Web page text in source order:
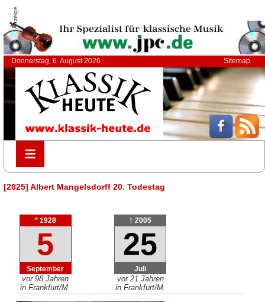
Anzeige
Donnerstag, 6. August 2026 Sitemap
≡
≡
[2025] Albert Mangelsdorff 20. Todestag
* 1928
5
September
vor 98 Jahren
in Frankfurt/M.
† 2005
25
Juli
vor 21 Jahren
in Frankfurt/M.